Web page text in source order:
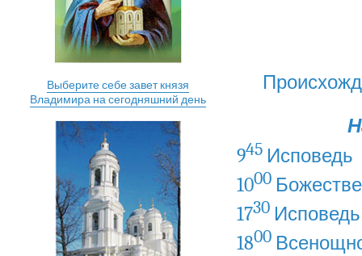
Выберите себе завет князя
Владимира на сегодняшний день
945 Исповедь
1000
1730 Исповедь
1800